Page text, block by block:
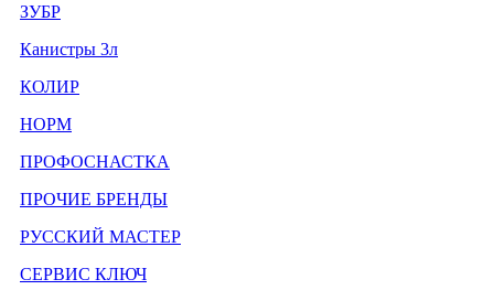
ЗУБР
Канистры 3л
КОЛИР
НОРМ
ПРОФОСНАСТКА
ПРОЧИЕ БРЕНДЫ
РУССКИЙ МАСТЕР
СЕРВИС КЛЮЧ